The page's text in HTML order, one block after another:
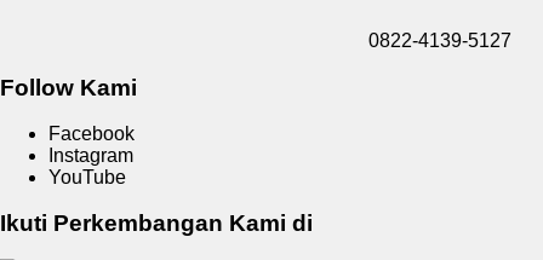
0822-4139-5127
Follow Kami
Facebook
Instagram
YouTube
Ikuti Perkembangan Kami di